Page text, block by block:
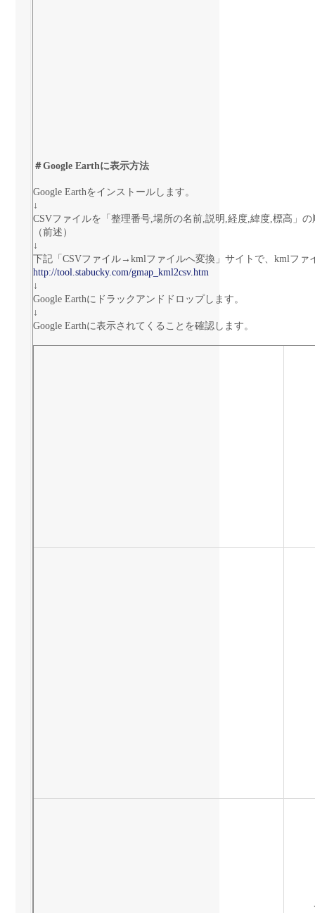
＃Google Earthに表示方法
Google Earthをインストールします。
↓
CSVファイルを「整理番号,場所の名前,説明,経度,緯度,標高」
（前述）
↓
下記「CSVファイル→kmlファイルへ変換」サイトで、kmlファ
http://tool.stabucky.com/gmap_kml2csv.htm
↓
Google Earthにドラックアンドドロップします。
↓
Google Earthに表示されてくることを確認します。